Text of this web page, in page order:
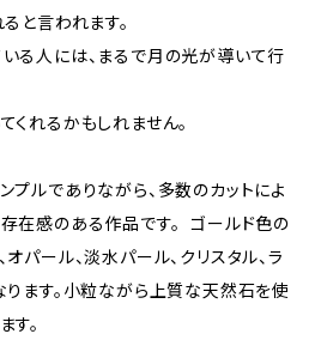
と言われます。
る人には、まるで月の光が導いて行
くれるかもしれません。
プルでありながら、多数のカットによ
在感のある作品です。 ゴールド色の
パール、淡水パール、クリスタル、ラ
ります。小粒ながら上質な天然石を使
す。